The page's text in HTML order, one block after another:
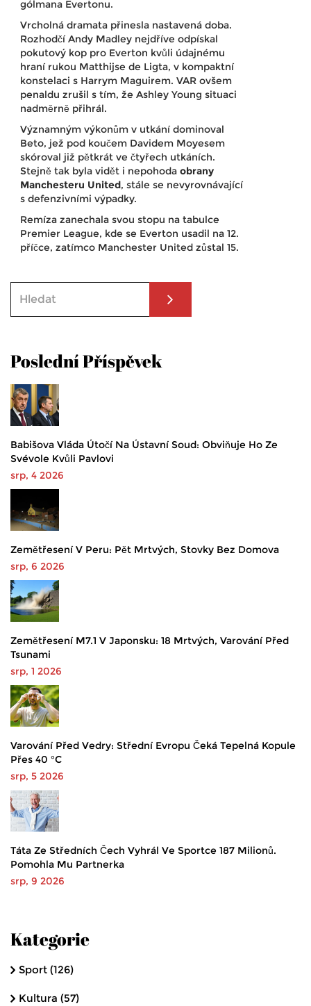
gólmana Evertonu.
Vrcholná dramata přinesla nastavená doba.
Rozhodčí Andy Madley nejdříve odpískal
pokutový kop pro Everton kvůli údajnému
hraní rukou Matthijse de Ligta, v kompaktní
konstelaci s Harrym Maguirem. VAR ovšem
penaldu zrušil s tím, že Ashley Young situaci
nadměrně přihrál.
Významným výkonům v utkání dominoval
Beto, jež pod koučem Davidem Moyesem
skóroval již pětkrát ve čtyřech utkáních.
Stejně tak byla vidět i nepohoda obrany
Manchesteru United, stále se nevyrovnávající
s defenzivními výpadky.
Remíza zanechala svou stopu na tabulce
Premier League, kde se Everton usadil na 12.
příčce, zatímco Manchester United zůstal 15.
Poslední Příspěvek
Babišova Vláda Útočí Na Ústavní Soud: Obviňuje Ho Ze
Svévole Kvůli Pavlovi
srp, 4 2026
Zemětřesení V Peru: Pět Mrtvých, Stovky Bez Domova
srp, 6 2026
Zemětřesení M7.1 V Japonsku: 18 Mrtvých, Varování Před
Tsunami
srp, 1 2026
Varování Před Vedry: Střední Evropu Čeká Tepelná Kopule
Přes 40 °C
srp, 5 2026
Táta Ze Středních Čech Vyhrál Ve Sportce 187 Milionů.
Pomohla Mu Partnerka
srp, 9 2026
Kategorie
Sport (126)
Kultura (57)